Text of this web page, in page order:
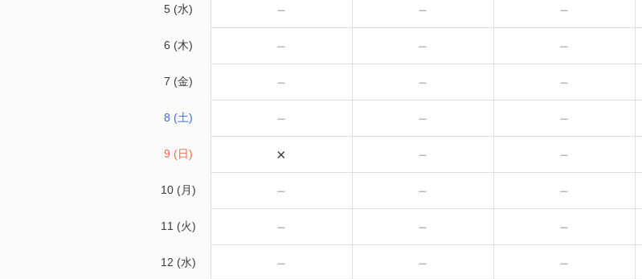
5 (水) － － －
6 (木) － － －
7 (金) － － －
8 (土) － － －
9 (日) × － －
10 (月) － － －
11 (火) － － －
12 (水) － － －